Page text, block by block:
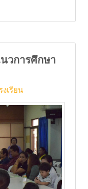
วการศึกษา
เรียน